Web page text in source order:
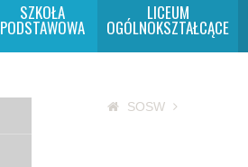
SZKOŁA
PODSTAWOWA
LICEUM
OGÓLNOKSZTAŁCĄCE
SOSW